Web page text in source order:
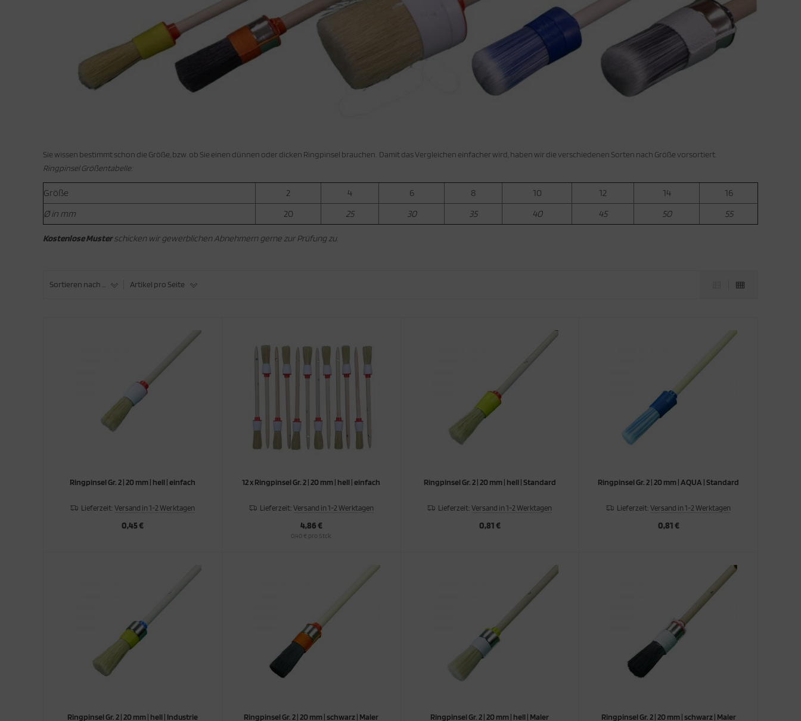
Sie wissen bestimmt schon die Größe, bzw. ob Sie einen dünnen oder dicken Ringpinsel brauchen. Damit das Vergleichen einfacher wird, haben wir die verschiedenen Sorten nach Größe vorsortiert.
Ringpinsel Größentabelle:
Größe 2 4 6 8 10 12 14
16
Ø in mm
20 25 30 35 40 45 50 55
Kostenlose Musterschicken wir gewerblichen Abnehmern gerne zur Prüfung zu.
Sortieren nach ... Artikel pro Seite
Ringpinsel Gr. 2 | 20 mm | hell | einfach
Lieferzeit: Versand in 1-2 Werktagen
0,45 €
12 x Ringpinsel Gr. 2 | 20 mm | hell | einfach
Lieferzeit: Versand in 1-2 Werktagen
4,86 €
0,40 € pro Stck.
Ringpinsel Gr. 2 | 20 mm | hell | Standard
Lieferzeit:Versand in 1-2 Werktagen
0,81 €
Ringpinsel Gr. 2 | 20 mm | AQUA | Standard
Lieferzeit:Versand in 1-2 Werktagen
0,81 €
Ringpinsel Gr. 2 | 20 mm | hell | Industrie Ringpinsel Gr. 2 | 20 mm | schwarz | Maler Ringpinsel Gr. 2 | 20 mm | hell | Maler
Ringpinsel Gr. 2 | 20 mm | schwarz | Maler